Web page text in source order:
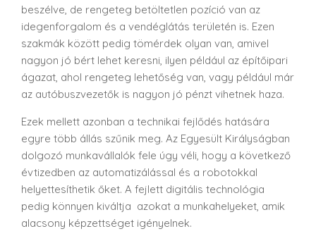
beszélve, de rengeteg betöltetlen pozíció van az
idegenforgalom és a vendéglátás területén is. Ezen
szakmák között pedig tömérdek olyan van, amivel
nagyon jó bért lehet keresni, ilyen például az építőipari
ágazat, ahol rengeteg lehetőség van, vagy például már
az autóbuszvezetők is nagyon jó pénzt vihetnek haza.
Ezek mellett azonban a technikai fejlődés hatására
egyre több állás szűnik meg. Az Egyesült Királyságban
dolgozó munkavállalók fele úgy véli, hogy a következő
évtizedben az automatizálással és a robotokkal
helyettesíthetik őket. A fejlett digitális technológia
pedig könnyen kiváltja azokat a munkahelyeket, amik
alacsony képzettséget igényelnek.